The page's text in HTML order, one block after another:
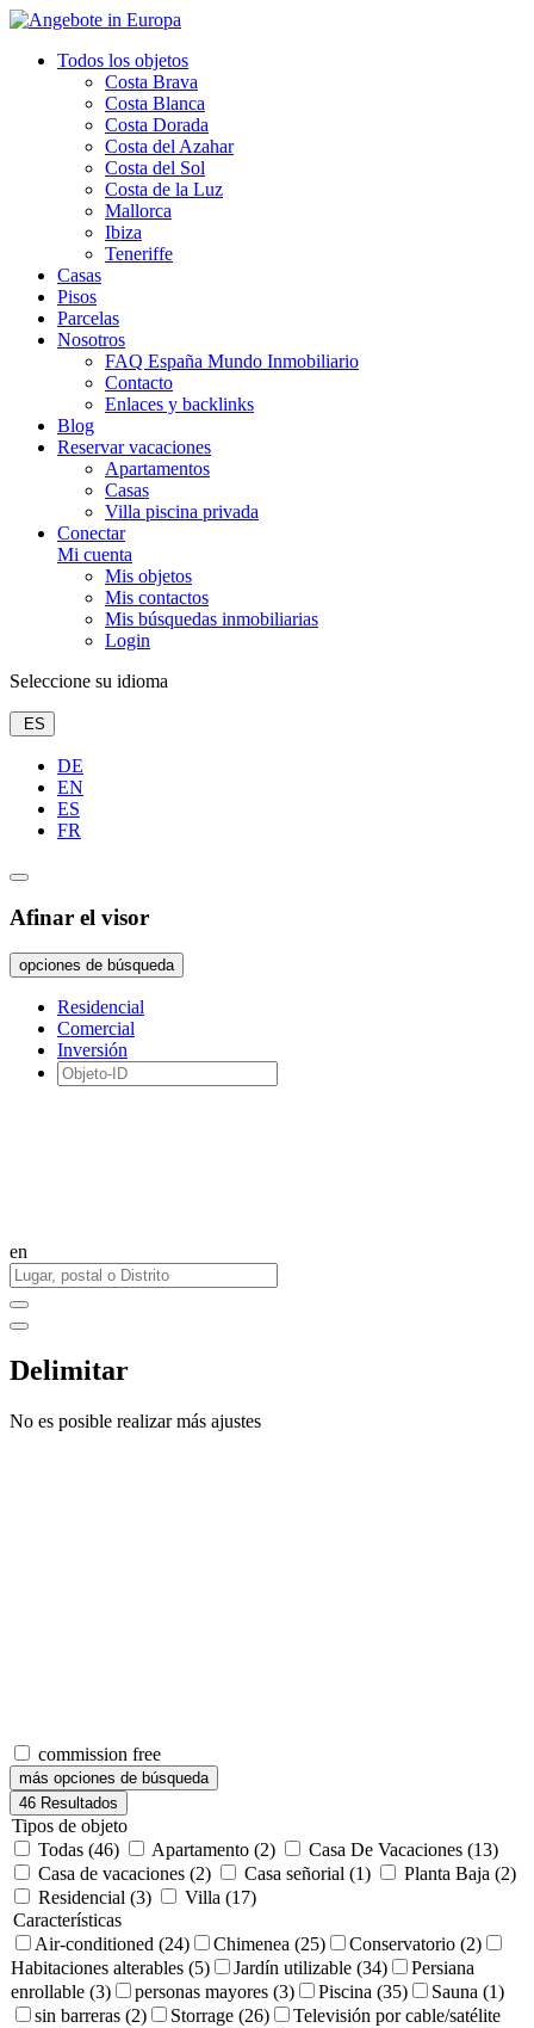
Todos los objetos
Costa Brava
Costa Blanca
Costa Dorada
Costa del Azahar
Costa del Sol
Costa de la Luz
Mallorca
Ibiza
Teneriffe
Casas
Pisos
Parcelas
Nosotros
FAQ España Mundo Inmobiliario
Contacto
Enlaces y backlinks
Blog
Reservar vacaciones
Apartamentos
Casas
Villa piscina privada
Conectar
Mi cuenta
Mis objetos
Mis contactos
Mis búsquedas inmobiliarias
Login
Seleccione su idioma
ES
DE
EN
ES
FR
Afinar el visor
opciones de búsqueda
Residencial
Comercial
Inversión
en
Delimitar
No es posible realizar más ajustes
commission free
más opciones de búsqueda
46 Resultados
Tipos de objeto
Todas (46)
Apartamento (2)
Casa De Vacaciones (13)
Casa de vacaciones (2)
Casa señorial (1)
Planta Baja (2)
Residencial (3)
Villa (17)
Características
Air-conditioned (24)
Chimenea (25)
Conservatorio (2)
Habitaciones alterables (5)
Jardín utilizable (34)
Persiana
enrollable (3)
personas mayores (3) Piscina (35)
Sauna (1)
sin barreras (2)
Storrage (26)
Televisión por cable/satélite